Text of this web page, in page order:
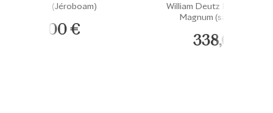
Brut Classic (Jéroboam)
249,00 €
William Deutz Millésimé
Magnum (sans coffret)
338,00 €